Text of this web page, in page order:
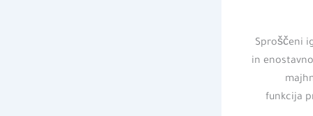
Sproščeni
in
funkcija